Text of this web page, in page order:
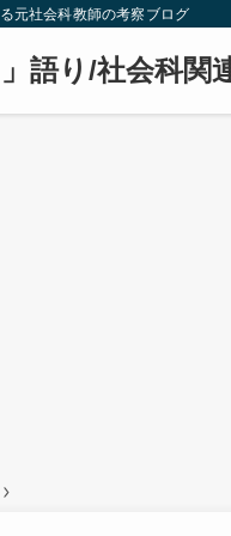
元社会科教師の考察ブログ
」語り/社会科関